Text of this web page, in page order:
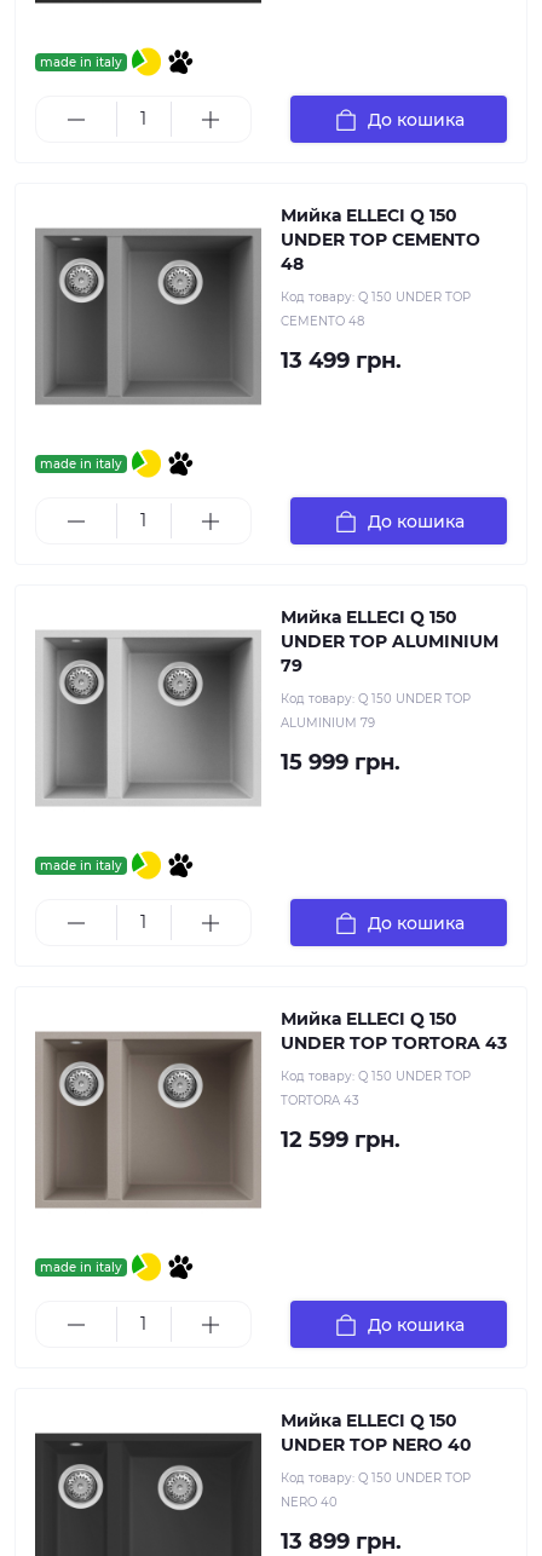
made in italy
До кошика
made in italy
Мийка ELLECI Q 150
UNDER TOP CEMENTO
48
Код товару: Q 150 UNDER TOP
CEMENTO 48
13 499 грн.
До кошика
made in italy
Мийка ELLECI Q 150
UNDER TOP ALUMINIUM
79
Код товару: Q 150 UNDER TOP
ALUMINIUM 79
15 999 грн.
До кошика
made in italy
Мийка ELLECI Q 150
UNDER TOP TORTORA 43
Код товару: Q 150 UNDER TOP
TORTORA 43
12 599 грн.
До кошика
Мийка ELLECI Q 150
UNDER TOP NERO 40
Код товару: Q 150 UNDER TOP
NERO 40
13 899 грн.